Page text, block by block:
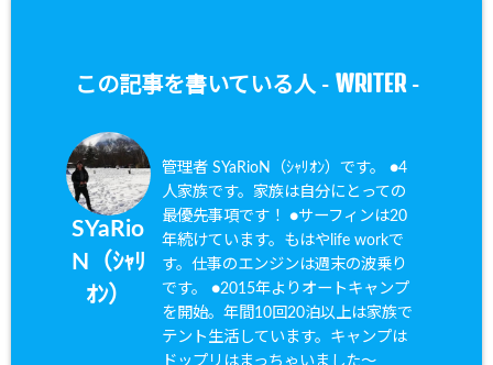
この記事を書いている人 - WRITER-
SYaRio
N（ｼｬﾘ
ｵﾝ）
管理者 SYaRioN（ｼｬﾘｵﾝ）です。 ●4
人家族です。家族は自分にとっての
最優先事項です！ ●サーフィンは20
年続けています。もはやlife workで
す。仕事のエンジンは週末の波乗り
です。 ●2015年よりオートキャンプ
を開始。年間10回20泊以上は家族で
テント生活しています。キャンプは
ドップリはまっちゃいました〜